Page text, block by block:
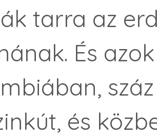
tarra az
És
és